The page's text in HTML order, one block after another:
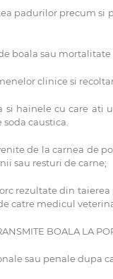
padurilor precum
boala sau
clinice si
hainele cu care ati
caustica.
de la carnea de
sau resturi de carne;
rezultate din
catre medicul
BOALA LA
sau penale dupa